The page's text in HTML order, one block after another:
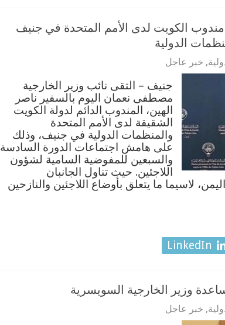
الكويت لدى الأمم المتحدة في جنيف
الدولية
, خبر عاجل
جنيف – التقى نائب وزير الخارجية
مصطفى نعمان اليوم بالسفير ناصر
الهين، المندوب الدائم لدولة الكويت
الشقيقة لدى الأمم المتحدة
والمنظمات الدولية في جنيف، وذلك
على هامش اجتماعات الدورة السادسة
والسبعين للمفوضية السامية لشؤون
اللاجئين. حيث تناول الجانبان
لاسيما ما يتعلق بأوضاع اللاجئين والنازحين
LinkedIn
وزير الخارجية السويسرية
, خبر عاجل